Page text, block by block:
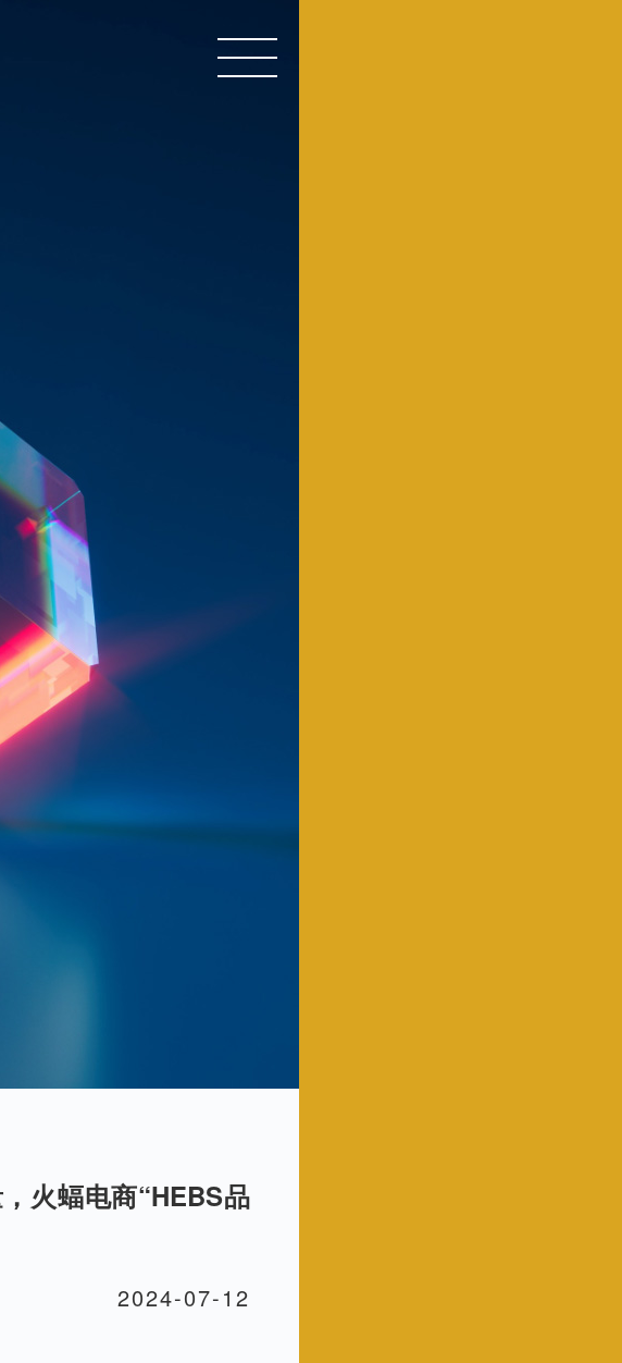
火蝠电商“HEBS品
2024-07-12